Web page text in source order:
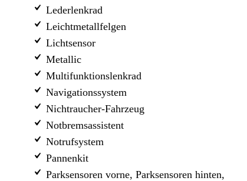
Lederlenkrad
Leichtmetallfelgen
Lichtsensor
Metallic
Multifunktionslenkrad
Navigationssystem
Nichtraucher-Fahrzeug
Notbremsassistent
Notrufsystem
Pannenkit
Parksensoren vorne, Parksensoren hinten,